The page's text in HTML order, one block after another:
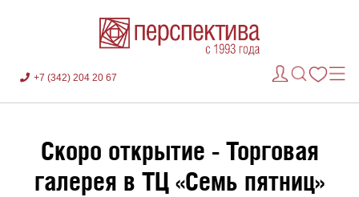
+7 (342) 204 20 67
Скоро открытие - Торговая
галерея в ТЦ «Семь пятниц»